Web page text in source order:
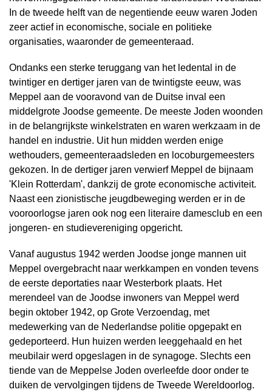
In de tweede helft van de negentiende eeuw waren Joden
zeer actief in economische, sociale en politieke
organisaties, waaronder de gemeenteraad.
Ondanks een sterke teruggang van het ledental in de
twintiger en dertiger jaren van de twintigste eeuw, was
Meppel aan de vooravond van de Duitse inval een
middelgrote Joodse gemeente. De meeste Joden woonden
in de belangrijkste winkelstraten en waren werkzaam in de
handel en industrie. Uit hun midden werden enige
wethouders, gemeenteraadsleden en locoburgemeesters
gekozen. In de dertiger jaren verwierf Meppel de bijnaam
'Klein Rotterdam', dankzij de grote economische activiteit.
Naast een zionistische jeugdbeweging werden er in de
vooroorlogse jaren ook nog een literaire damesclub en een
jongeren- en studievereniging opgericht.
Vanaf augustus 1942 werden Joodse jonge mannen uit
Meppel overgebracht naar werkkampen en vonden tevens
de eerste deportaties naar Westerbork plaats. Het
merendeel van de Joodse inwoners van Meppel werd
begin oktober 1942, op Grote Verzoendag, met
medewerking van de Nederlandse politie opgepakt en
gedeporteerd. Hun huizen werden leeggehaald en het
meubilair werd opgeslagen in de synagoge. Slechts een
tiende van de Meppelse Joden overleefde door onder te
duiken de vervolgingen tijdens de Tweede Wereldoorlog.